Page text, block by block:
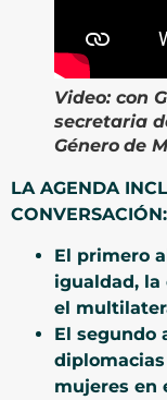
Video:con
secretaria
Género de
LA AGENDA
CONVERSACIÓN:
El primero
igualdad, la
el
El segundo
mujeres en